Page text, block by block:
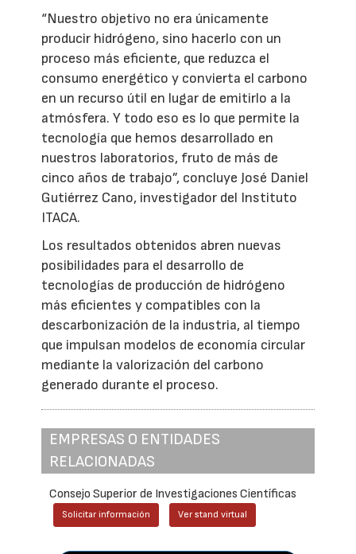
“Nuestro objetivo no era únicamente
producir hidrógeno, sino hacerlo con un
proceso más eficiente, que reduzca el
consumo energético y convierta el carbono
en un recurso útil en lugar de emitirlo a la
atmósfera. Y todo eso es lo que permite la
tecnología que hemos desarrollado en
nuestros laboratorios, fruto de más de
cinco años de trabajo”, concluye José Daniel
Gutiérrez Cano, investigador del Instituto
ITACA.
Los resultados obtenidos abren nuevas
posibilidades para el desarrollo de
tecnologías de producción de hidrógeno
más eficientes y compatibles con la
descarbonización de la industria, al tiempo
que impulsan modelos de economía circular
mediante la valorización del carbono
generado durante el proceso.
EMPRESAS O ENTIDADES
RELACIONADAS
Consejo Superior de Investigaciones Científicas
Solicitar información Ver stand virtual